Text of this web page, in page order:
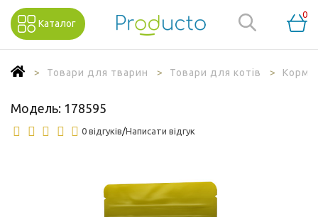
Каталог
0
Товари для тварин Товари для котів Корм
Модель: 178595
0 відгуків/Написати відгук